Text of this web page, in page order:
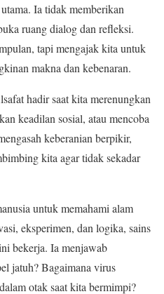
Ia tidak memberikan
ruang dialog dan refleksi.
tapi mengajak kita untuk
makna dan kebenaran.
hadir saat kita merenungkan
keadilan sosial, atau mencoba
keberanian berpikir,
kita agar tidak sekadar
untuk memahami alam
eksperimen, dan logika, sains
bekerja. Ia menjawab
jatuh? Bagaimana virus
otak saat kita bermimpi?